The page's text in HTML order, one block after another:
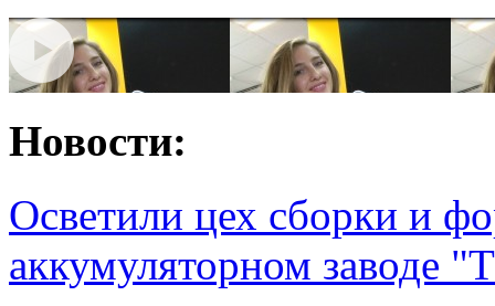
Новости:
Осветили цех сборки и
аккумуляторном заводе